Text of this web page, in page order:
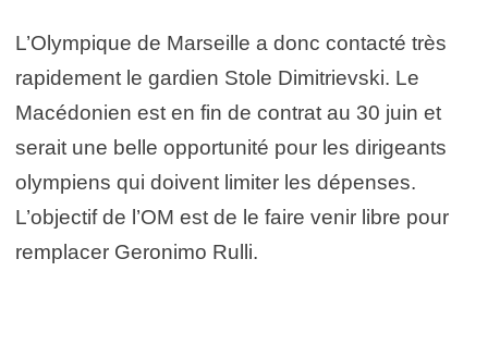
L’Olympique de Marseille a donc contacté très
rapidement le gardien Stole Dimitrievski. Le
Macédonien est en fin de contrat au 30 juin et
serait une belle opportunité pour les dirigeants
olympiens qui doivent limiter les dépenses.
L’objectif de l’OM est de le faire venir libre pour
remplacer Geronimo Rulli.